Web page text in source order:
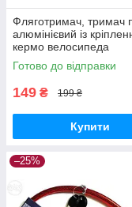
Фляготримач, тримач
алюмінієвий із
кермо велосипеда
Готово до відправки
149 ₴ 199 ₴
Купити
–25%